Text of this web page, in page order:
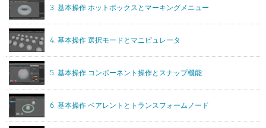
3. 基本操作 ホットボックスとマーキングメニュー
4. 基本操作 選択モードとマニピュレータ
5. 基本操作 コンポーネント操作とスナップ機能
6. 基本操作 ペアレントとトランスフォームノード